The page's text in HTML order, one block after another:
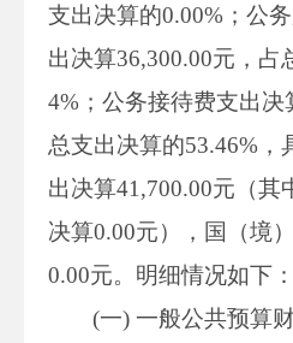
支出决算的0.00%；公
出决算36,300.00元，占
4%；公务接待费支出决
总支出决算的53.46%，
出决算41,700.00元（其
决算0.00元），国（境
0.00元。明细情况如下：
(一) 一般公共预算